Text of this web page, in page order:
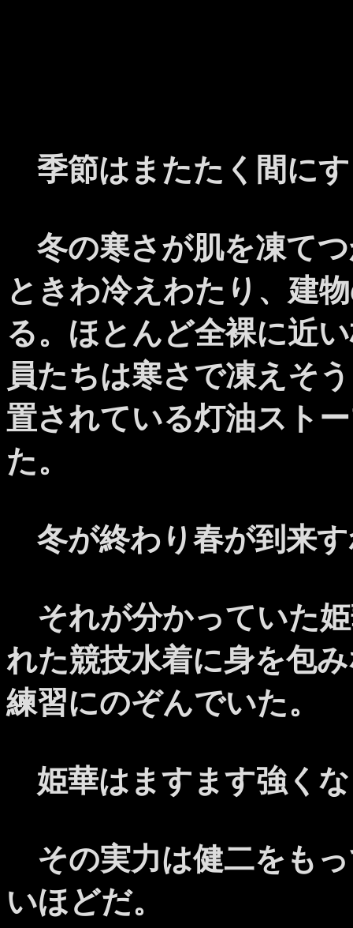
季節はまたたく間に
冬の寒さが肌を凍て
ときわ冷えわたり、建
る。ほとんど全裸に近
員たちは寒さで凍えそ
置されている灯油スト
た。
冬が終わり春が到来
それが分かっていた
れた競技水着に身を包
練習にのぞんでいた。
姫華はますます強く
その実力は健二をも
いほどだ。